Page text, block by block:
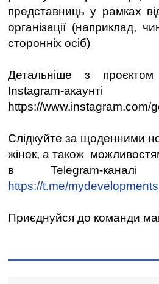
представниць у рамках
організації (наприклад,
сторонніх осіб)
Детальніше з
Instagram-
https://www.instagram.com/
Слідкуйте за щоденними
жінок, а також
в Telegram-
https://t.me/
Приєднуйся до команди